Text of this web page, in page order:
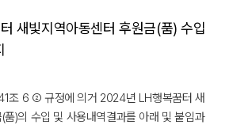
새빛지역아동센터 후원금(품) 수입
조 6 ② 규정에 의거 2024년 LH행복꿈터 새
품)의 수입 및 사용내역결과를 아래 및 붙임과